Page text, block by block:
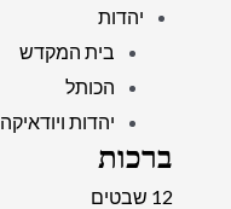
יהדות
בית המקדש
הכותל
יהדות ויודאיקה
ברכות
12 שבטים